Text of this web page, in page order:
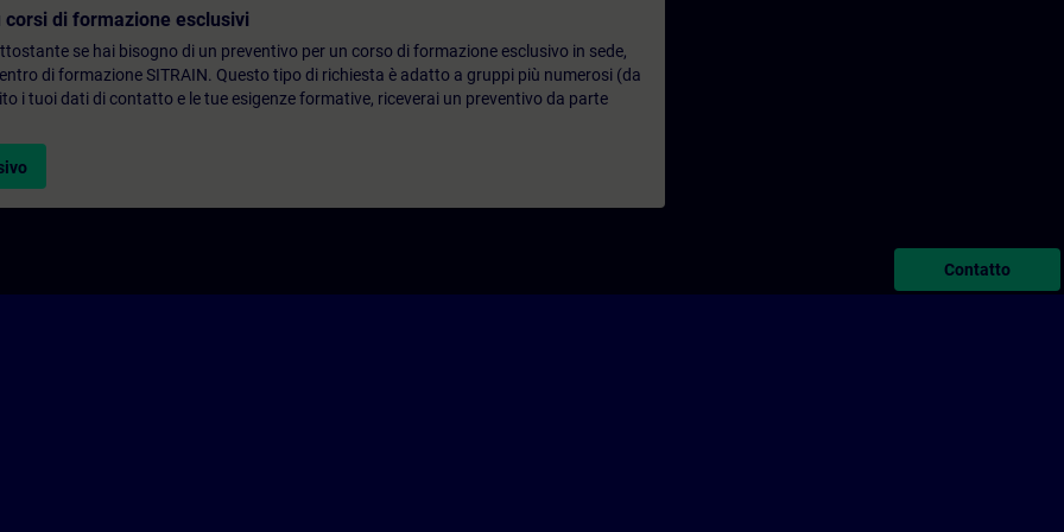
di formazione esclusivi
se hai bisogno di un preventivo per un corso di formazione esclusivo in sede,
di formazione SITRAIN. Questo tipo di richiesta è adatto a gruppi più numerosi (da
i tuoi dati di contatto e le tue esigenze formative, riceverai un preventivo da parte
Contatto